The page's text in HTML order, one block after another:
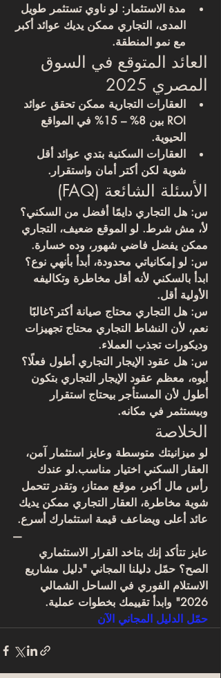
مدة الاستثمار : لو ناوي تستثمر طويل
المدى، التجاري ممكن يديك عوائد أكبر
مع نمو المنطقة.
العائد المتوقع في السوق
المصري 2025
العقارات التجارية ممكن تحقق عوائد
ROI بين
8% – 15%
في المواقع
الحيوية.
العقارات السكنية بتدي عوائد أقل
شوية لكن أكتر أمان واستقرار.
الأسئلة الشائعة (FAQ)
س: هل التجاري دايمًا أفضل من السكني؟
لأ، مش شرط. لو الموقع ضعيف، التجاري
ممكن يفضل فاضي شهور، وده خسارة.
س: لو إمكانياتي محدودة، أبدأ بأنهي نوع؟
ابدأ بالسكني لأنه أقل مخاطرة وتكاليفه
الأولية أقل.
س: هل التجاري محتاج صيانة أكتر؟غالبًا
نعم، لأن النشاط التجاري محتاج تجهيزات
وديكورات تجذب العملاء.
س: هل عقود الإيجار التجاري أطول فعلًا؟
أيوه، معظم عقود الإيجار التجاري بتكون
أطول لأن المستأجر بيحتاج استقرار
وبيستثمر في مكانه.
الخلاصة
لو ميزانيتك متوسطة وعايز استثمار آمن،
العقار السكني اختيار مناسب.لو عندك
رأس مال أكبر، موقع ممتاز، وتقدر تتحمل
شوية مخاطرة، العقار التجاري ممكن يديك
عائد أعلى ويضاعف قيمة استثمارك أسرع.
—
عايز تتأكد إنك بتاخد القرار الاستثماري
الصح؟ حمّل دليلنا المجاني "دليل مشاريع
الاستلام الفوري في الساحل الشمالي
2026" وابدأ تقييمك بخطوات عملية.
حمّل الدليل المجاني الآن